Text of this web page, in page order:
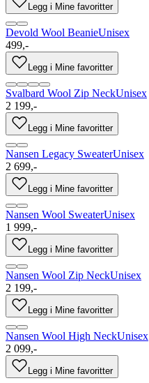
Legg i Mine favoritter
Devold Wool BeanieUnisex
499,-
Legg i Mine favoritter
Svalbard Wool Zip NeckUnisex
2 199,-
Legg i Mine favoritter
Nansen Legacy SweaterUnisex
2 699,-
Legg i Mine favoritter
Nansen Wool SweaterUnisex
1 999,-
Legg i Mine favoritter
Nansen Wool Zip NeckUnisex
2 199,-
Legg i Mine favoritter
Nansen Wool High NeckUnisex
2 099,-
Legg i Mine favoritter